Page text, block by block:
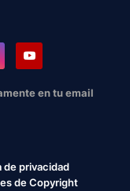
en tu email
de privacidad
de Copyright